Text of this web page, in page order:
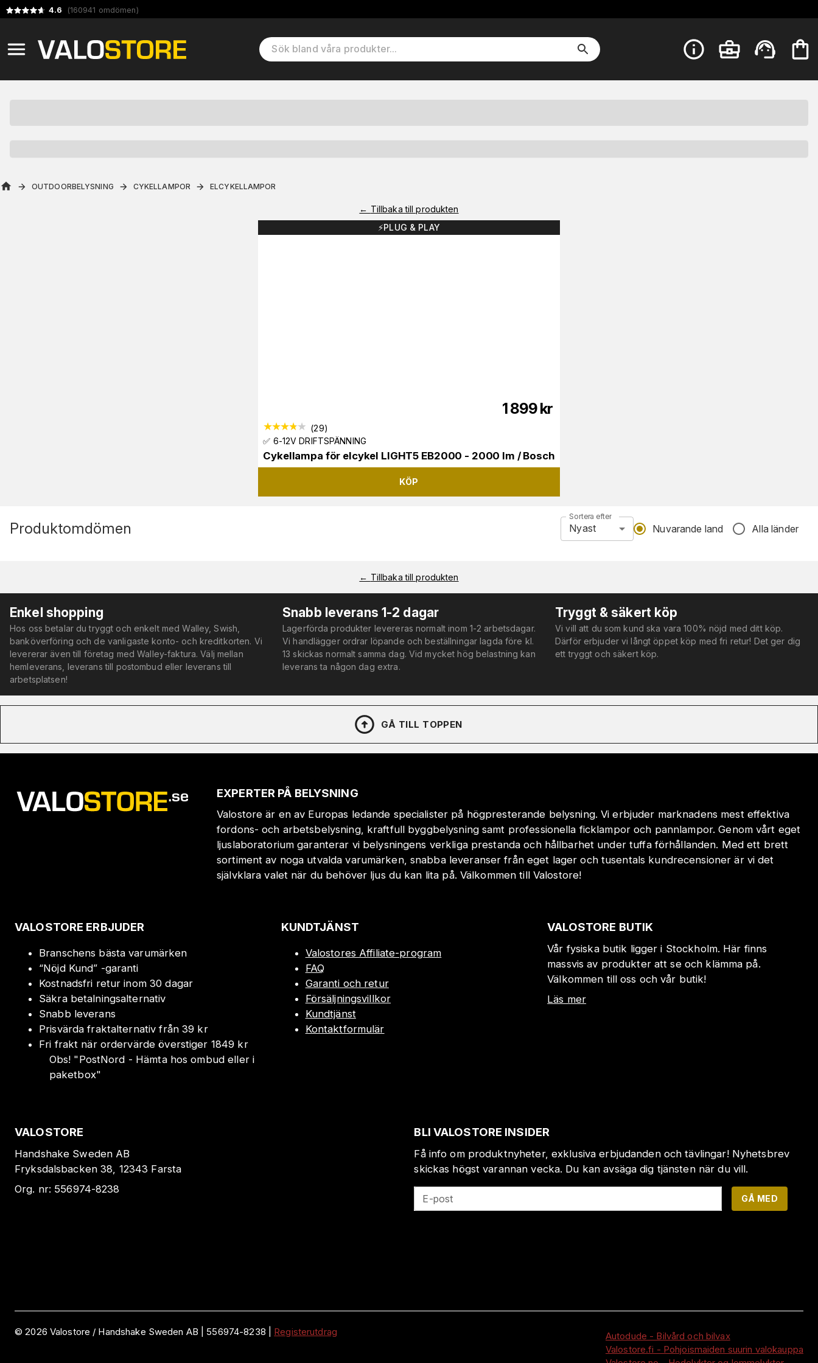
4.6 (160941 omdömen)
OUTDOORBELYSNING CYKELLAMPOR ELCYKELLAMPOR
← Tillbaka till produkten
⚡️PLUG & PLAY
1 899kr
(29)
✅ 6-12V DRIFTSPÄNNING
Cykellampa för elcykel LIGHT5 EB2000 - 2000 lm / Bosch
KÖP
Produktomdömen
Sortera efter
Nyast Nuvarande land Alla länder
← Tillbaka till produkten
Enkel shopping
Hos oss betalar du tryggt och enkelt med Walley, Swish,
banköverföring och de vanligaste konto- och kreditkorten. Vi
levererar även till företag med Walley-faktura. Välj mellan
hemleverans, leverans till postombud eller leverans till
arbetsplatsen!
Snabb leverans 1-2 dagar
Lagerförda produkter levereras normalt inom 1-2 arbetsdagar.
Vi handlägger ordrar löpande och beställningar lagda före kl.
13 skickas normalt samma dag. Vid mycket hög belastning kan
leverans ta någon dag extra.
Tryggt & säkert köp
Vi vill att du som kund ska vara 100% nöjd med ditt köp.
Därför erbjuder vi långt öppet köp med fri retur! Det ger dig
ett tryggt och säkert köp.
GÅ TILL TOPPEN
EXPERTER PÅ BELYSNING
Valostore är en av Europas ledande specialister på högpresterande belysning. Vi erbjuder marknadens mest effektiva
fordons- och arbetsbelysning, kraftfull byggbelysning samt professionella ficklampor och pannlampor. Genom vårt eget
ljuslaboratorium garanterar vi belysningens verkliga prestanda och hållbarhet under tuffa förhållanden. Med ett brett
sortiment av noga utvalda varumärken, snabba leveranser från eget lager och tusentals kundrecensioner är vi det
självklara valet när du behöver ljus du kan lita på. Välkommen till Valostore!
VALOSTORE ERBJUDER
Branschens bästa varumärken
“Nöjd Kund” -garanti
Kostnadsfri retur inom 30 dagar
Säkra betalningsalternativ
Snabb leverans
Prisvärda fraktalternativ från 39 kr
Fri frakt när ordervärde överstiger 1849 kr
Obs! "PostNord - Hämta hos ombud eller i
paketbox"
KUNDTJÄNST
Valostores Affiliate-program
FAQ
Garanti och retur
Försäljningsvillkor
Kundtjänst
Kontaktformulär
VALOSTORE BUTIK
Vår fysiska butik ligger i Stockholm. Här finns
massvis av produkter att se och klämma på.
Välkommen till oss och vår butik!
Läs mer
VALOSTORE
Handshake Sweden AB
Fryksdalsbacken 38, 12343 Farsta
Org. nr: 556974-8238
BLI VALOSTORE INSIDER
Få info om produktnyheter, exklusiva erbjudanden och tävlingar! Nyhetsbrev
skickas högst varannan vecka. Du kan avsäga dig tjänsten när du vill.
E-post GÅ MED
©2026 Valostore / Handshake Sweden AB 556974-8238 Registerutdrag
Autodude - Bilvård och bilvax
Valostore.fi - Pohjoismaiden suurin valokauppa